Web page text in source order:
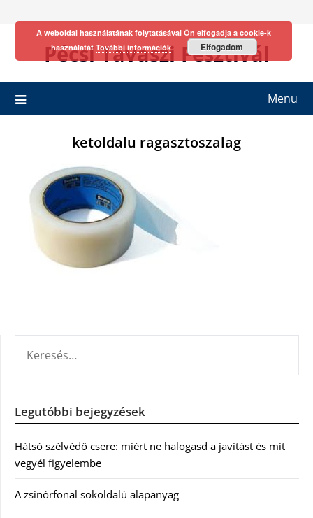
Pécsi Tavaszi Fesztivál
Menu
ketoldalu ragasztoszalag
Legutóbbi bejegyzések
Hátsó szélvédő csere: miért ne halogasd a javítást és mit
vegyél figyelembe
A zsinórfonal sokoldalú alapanyag
A weboldal használatának folytatásával Ön elfogadja a cookie-k
használatát További információk Elfogadom